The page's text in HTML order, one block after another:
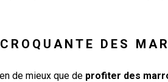
DES
de mieux que de profiter des